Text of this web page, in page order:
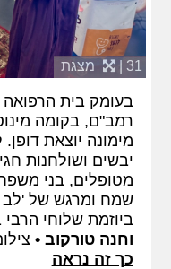
31 | מצגת
בעומק בית
מימונה יוצאת
יבשים ושולחנות
מטופלים, בני
שמח ומרגש של
ביוזמת שלוחי
וחנה טורקוב •
כך זה נראה